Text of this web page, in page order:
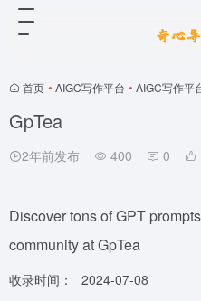
首页 • AIGC写作平台 • AIGC写作平
GpTea
2年前发布 400 0
Discover tons of GPT
community at GpTea
收录时间：
2024-07-08